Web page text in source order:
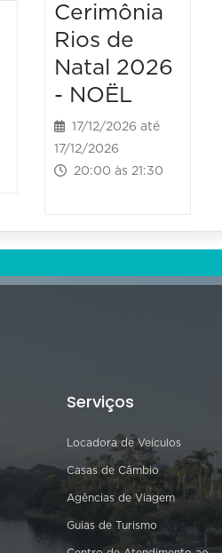
Cerimônia
Rios de
Natal 2026
- NOËL
17/12/2026 até
17/12/2026
20:00 às 21:30
Serviços
Locadora de Veículos
Casas de Câmbio
Agências de Viagem
Guias de Turismo